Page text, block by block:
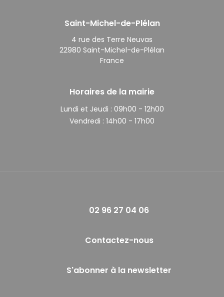
Saint-Michel-de-Plélan
4 rue des Terre Neuvas
22980 Saint-Michel-de-Plélan
France
Horaires de la mairie
Lundi et Jeudi : 09h00 - 12h00
Vendredi : 14h00 - 17h00
02 96 27 04 06
Contactez-nous
S'abonner à la newsletter